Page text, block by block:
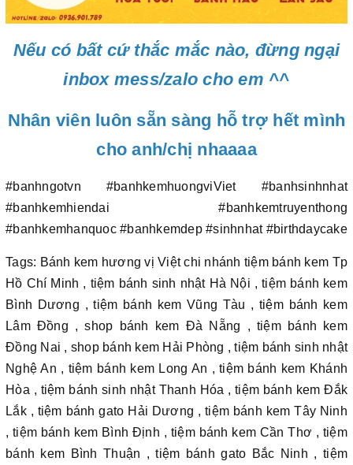
Nếu có bất cứ thắc mắc nào, đừng ngại
inbox mess/zalo cho em ^^
Nhân viên luôn sẵn sàng hỗ trợ hết mình
cho anh/chị nhaaaa
#banhngotvn #banhkemhuongviViet #banhsinhnhat
#banhkemhiendai #banhkemtruyenthong
#banhkemhanquoc #banhkemdep #sinhnhat #birthdaycake
Tags: Bánh kem hương vị Việt chi nhánh tiệm bánh kem Tp
Hồ Chí Minh , tiệm bánh sinh nhật Hà Nội , tiệm bánh kem
Bình Dương , tiệm bánh kem Vũng Tàu , tiệm bánh kem
Lâm Đồng , shop bánh kem Đà Nẵng , tiệm bánh kem
Đồng Nai , shop bánh kem Hải Phòng , tiệm bánh sinh nhật
Nghệ An , tiệm bánh kem Long An , tiệm bánh kem Khánh
Hòa , tiệm bánh sinh nhật Thanh Hóa , tiệm bánh kem Đắk
Lắk , tiệm bánh gato Hải Dương , tiệm bánh kem Tây Ninh
, tiệm bánh kem Bình Định , tiệm bánh kem Cần Thơ , tiệm
bánh kem Bình Thuận , tiệm bánh gato Bắc Ninh , tiệm